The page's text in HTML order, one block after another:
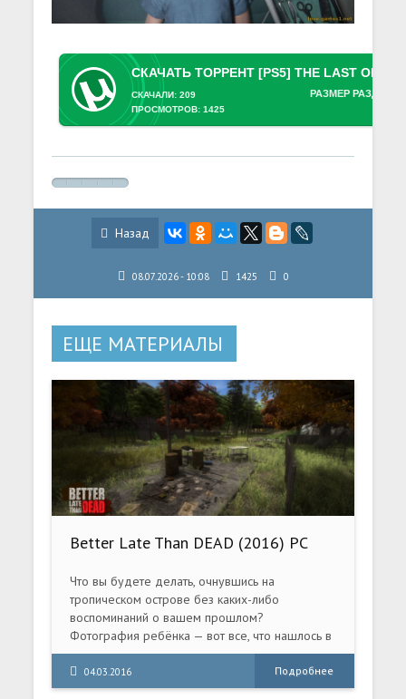
РАЗМЕР РАЗДАЧИ:
СКАЧАЛИ: 209
ПРОСМОТРОВ: 1425
Назад
08.07.2026 - 10:08 1425 0
ЕЩЕ МАТЕРИАЛЫ
Better Late Than DEAD (2016) PC
Что вы будете делать, очнувшись на
тропическом острове без каких-либо
воспоминаний о вашем прошлом?
Фотография ребёнка — вот все, что нашлось в
карманах. Чтобы выжить, вам придётся
исследовать остров в поисках полезных
инструментов и припасов.
04.03.2016 Подробнее